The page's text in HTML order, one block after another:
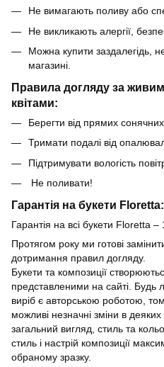
Не вимагають поливу або
Не викликають алергії,
Можна купити заздалегідь,
магазині.
Правила догляду за
квітами:
Берегти від прямих сонячних
Тримати подалі від
Підтримувати вологість
Не поливати!
Гарантія на букети Floretta:
Гарантія на всі букети Floretta –
Протягом року ми готові
дотримання правил догляду.
Букети та композиції
представленими на сайті. Будь
виріб є авторською роботою,
можливі незначні зміни в
загальний вигляд, стиль та
стиль і настрій композиції
обраному зразку.